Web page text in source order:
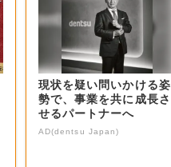
現状を疑い問いかける姿
勢で、事業を共に成長さ
せるパートナーへ
AD(dentsu Japan)